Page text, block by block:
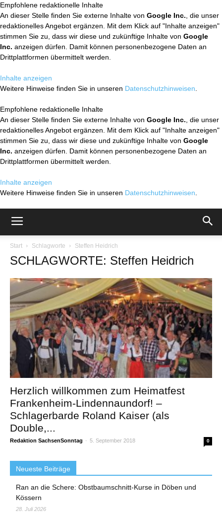
Empfohlene redaktionelle Inhalte
An dieser Stelle finden Sie externe Inhalte von Google Inc. , die unser
redaktionelles Angebot ergänzen. Mit dem Klick auf "Inhalte anzeigen"
stimmen Sie zu, dass wir diese und zukünftige Inhalte von Google
Inc. anzeigen dürfen. Damit können personenbezogene Daten an
Drittplattformen übermittelt werden.
Inhalte anzeigen
Weitere Hinweise finden Sie in unseren Datenschutzhinweisen
Empfohlene redaktionelle Inhalte
An dieser Stelle finden Sie externe Inhalte von Google Inc. , die unser
redaktionelles Angebot ergänzen. Mit dem Klick auf "Inhalte anzeigen"
stimmen Sie zu, dass wir diese und zukünftige Inhalte von Google
Inc. anzeigen dürfen. Damit können personenbezogene Daten an
Drittplattformen übermittelt werden.
Inhalte anzeigen
Weitere Hinweise finden Sie in unseren Datenschutzhinweisen
Start Schlagworte Steffen Heidrich
SCHLAGWORTE: Steffen Heidrich
Herzlich willkommen zum Heimatfest
Frankenheim-Lindennaundorf! –
Schlagerbarde Roland Kaiser (als
Double,...
Redaktion SachsenSonntag - 5. September 2018 0
Neueste Beiträge
Ran an die Schere: Obstbaumschnitt-Kurse in Döben und
Kössern
28. Juli 2026